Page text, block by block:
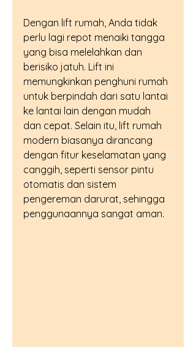
Dengan lift rumah, Anda tidak
perlu lagi repot menaiki tangga
yang bisa melelahkan dan
berisiko jatuh. Lift ini
memungkinkan penghuni rumah
untuk berpindah dari satu lantai
ke lantai lain dengan mudah
dan cepat. Selain itu, lift rumah
modern biasanya dirancang
dengan fitur keselamatan yang
canggih, seperti sensor pintu
otomatis dan sistem
pengereman darurat, sehingga
penggunaannya sangat aman.